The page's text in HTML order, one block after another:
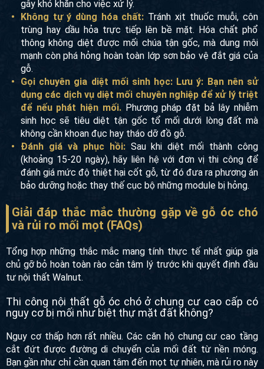
gây khó khăn cho việc xử lý.
Không tự ý dùng hóa chất: Tránh xịt thuốc muỗi, côn
trùng hay dầu hỏa trực tiếp lên bề mặt. Hóa chất phổ
thông không diệt được mối chúa tận gốc, mà dung môi
mạnh còn phá hỏng hoàn toàn lớp sơn bảo vệ đắt giá của
gỗ.
Gọi chuyên gia diệt mối sinh học: Lưu ý: Bạn nên sử
dụng các dịch vụ diệt mối chuyên nghiệp để xử lý triệt
để nếu phát hiện mối.Phương pháp đặt bả lây nhiễm
sinh học sẽ tiêu diệt tận gốc tổ mối dưới lòng đất mà
không cần khoan đục hay tháo dỡ đồ gỗ.
Đánh giá và phục hồi:Sau khi diệt mối thành công
(khoảng 15-20 ngày), hãy liên hệ với đơn vị thi công để
đánh giá mức độ thiệt hại cốt gỗ, từ đó đưa ra phương án
bảo dưỡng hoặc thay thế cục bộ những module bị hỏng.
Giải đáp thắc mắc thường gặp về gỗ óc chó
và rủi ro mối mọt (FAQs)
Tổng hợp những thắc mắc mang tính thực tế nhất giúp gia
chủ gỡ bỏ hoàn toàn rào cản tâm lý trước khi quyết định đầu
tư nội thất Walnut.
Thi công nội thất gỗ óc chó ở chung cư cao cấp có
nguy cơ bị mối như biệt thự mặt đất không?
Nguy cơ thấp hơn rất nhiều. Các căn hộ chung cư cao tầng
cắt đứt được đường di chuyển của mối đất từ nền móng.
Bạn gần như chỉ cần quan tâm đến mọt tự nhiên, mà rủi ro này